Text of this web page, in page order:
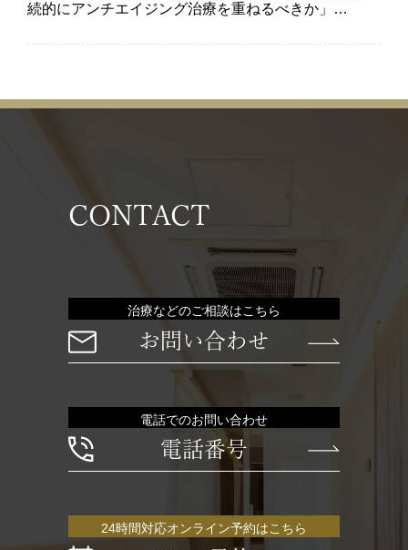
続的にアンチエイジング治療を重ねるべきか」…
CONTACT
治療などのご相談はこちら
お問い合わせ
電話でのお問い合わせ
電話番号
24時間対応オンライン予約はこちら